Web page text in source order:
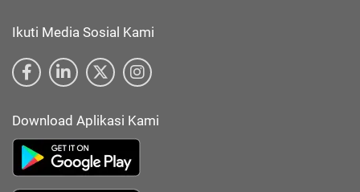
Ikuti Media Sosial Kami
Download Aplikasi Kami